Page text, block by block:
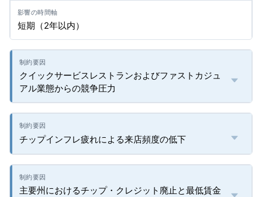
短期（2年以内）
クイックサービスレストランおよびファストカジュ
アル業態からの競争圧力
チップインフレ疲れによる来店頻度の低下
主要州におけるチップ・クレジット廃止と最低賃金